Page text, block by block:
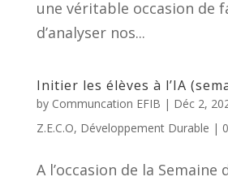
une véritable occasion de
d’analyser nos...
Initier les élèves à l’IA
by Communcation EFIB | Déc 2,
Z.E.C.O, Développement Durable |
A l’occasion de la Semaine